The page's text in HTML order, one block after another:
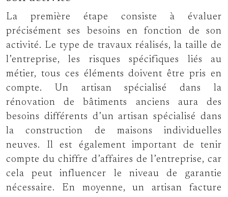
La première étape consiste à évaluer
précisément ses besoins en fonction de son
activité. Le type de travaux réalisés, la taille de
l’entreprise, les risques spécifiques liés au
métier, tous ces éléments doivent être pris en
compte. Un artisan spécialisé dans la
rénovation de bâtiments anciens aura des
besoins différents d’un artisan spécialisé dans
la construction de maisons individuelles
neuves. Il est également important de tenir
compte du chiffre d’affaires de l’entreprise, car
cela peut influencer le niveau de garantie
nécessaire. En moyenne, un artisan facture